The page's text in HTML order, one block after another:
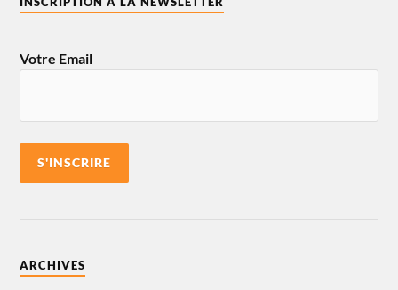
Votre Email
ARCHIVES